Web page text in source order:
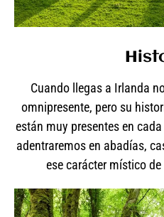
Cuando llegas a Irlanda
omnipresente, pero su
están muy presentes en
adentraremos en abadías,
ese carácter místico